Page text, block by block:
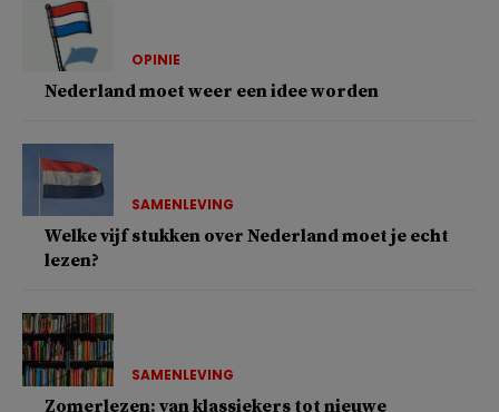
OPINIE
Nederland moet weer een idee worden
SAMENLEVING
Welke vijf stukken over Nederland moet je echt
lezen?
SAMENLEVING
Zomerlezen: van klassiekers tot nieuwe